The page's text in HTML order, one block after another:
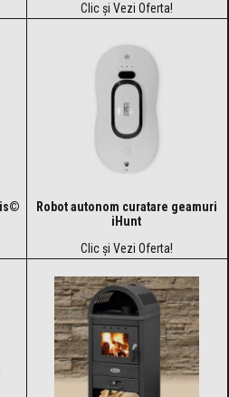
Clic și Vezi Oferta!
Robot autonom curatare geamuri
iHunt
Clic și Vezi Oferta!